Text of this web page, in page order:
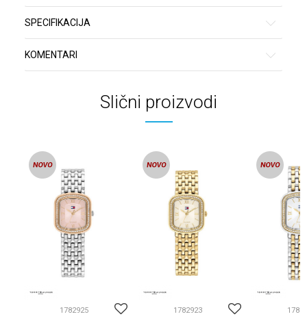
SPECIFIKACIJA
KOMENTARI
Slični proizvodi
1782925 1782923